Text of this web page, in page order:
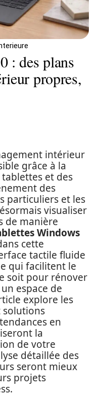
: des plans
propres,
intérieur
grâce à la
et des
des
particuliers et les
visualiser
de manière
Windows
cette
tactile fluide
qui facilitent le
soit pour rénover
espace de
explore les
solutions
en
la
de votre
détaillée des
seront mieux
projets